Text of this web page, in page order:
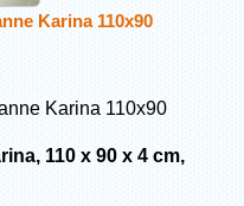
Karina 110x90
Karina 110x90
110 x 90 x 4 cm,